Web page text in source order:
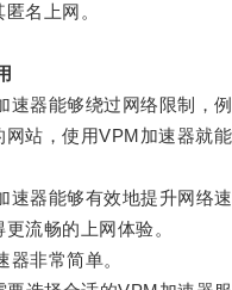
名上网。
器能够绕过网络限制，例
网站，使用VPM加速器就
器能够有效地提升网络速
流畅的上网体验。
非常简单。